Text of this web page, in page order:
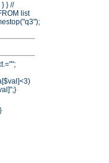
} //
list